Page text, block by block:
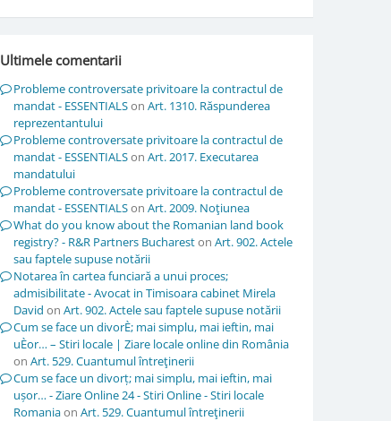
Ultimele comentarii
Probleme controversate privitoare la contractul de
mandat - ESSENTIALSon Art. 1310. Răspunderea
reprezentantului
Probleme controversate privitoare la contractul de
mandat - ESSENTIALSon Art. 2017. Executarea
mandatului
Probleme controversate privitoare la contractul de
mandat - ESSENTIALSon Art. 2009. Noţiunea
What do you know about the Romanian land book
registry? - R&R Partners Buchareston Art. 902. Actele
sau faptele supuse notării
Notarea în cartea funciară a unui proces;
admisibilitate - Avocat in Timisoara cabinet Mirela
David on Art. 902. Actele sau faptele supuse notării
Cum se face un divorÈ; mai simplu, mai ieftin, mai
uÈor… – Stiri locale | Ziare locale online din România
on Art. 529. Cuantumul întreţinerii
Cum se face un divorț; mai simplu, mai ieftin, mai
ușor… - Ziare Online 24 - Stiri Online - Stiri locale
Romaniaon Art. 529. Cuantumul întreţinerii